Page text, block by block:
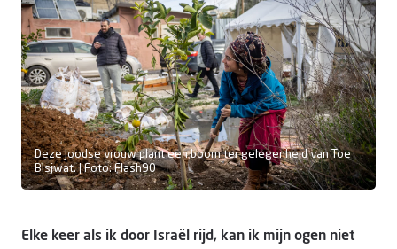
Kennisbank
Doneer
Deze Joodse vrouw plant een boom ter gelegenheid van Toe
Bisjwat. | Foto: Flash90
Elke keer als ik door Israël rijd, kan ik mijn ogen niet